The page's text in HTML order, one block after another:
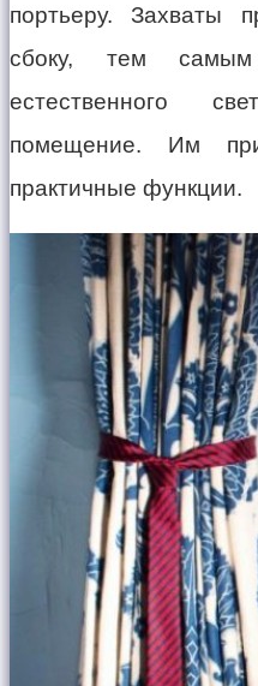
портьеру. Захваты
сбоку, тем самым
естественного
помещение. Им
практичные функции.